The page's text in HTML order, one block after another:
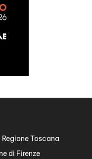
Regione Toscana
di Firenze